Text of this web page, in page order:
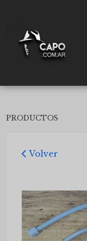
PRODUCTOS
Volver